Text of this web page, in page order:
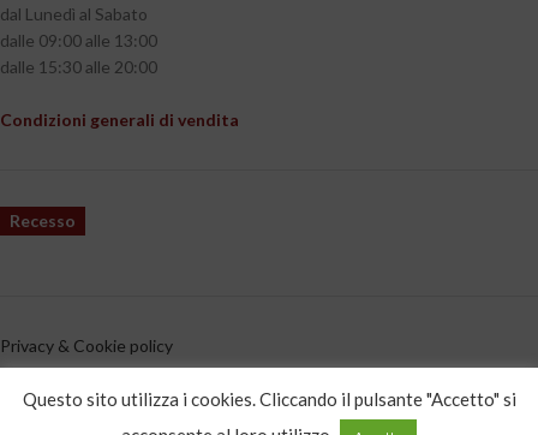
dal Lunedì al Sabato
dalle 09:00 alle 13:00
dalle 15:30 alle 20:00
Condizioni generali di vendita
Recesso
Privacy & Cookie policy
CATEGORIE PRODOTTO
Questo sito utilizza i cookies. Cliccando il pulsante "Accetto" si